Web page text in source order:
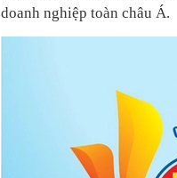
doanh nghiệp toàn châu Á.